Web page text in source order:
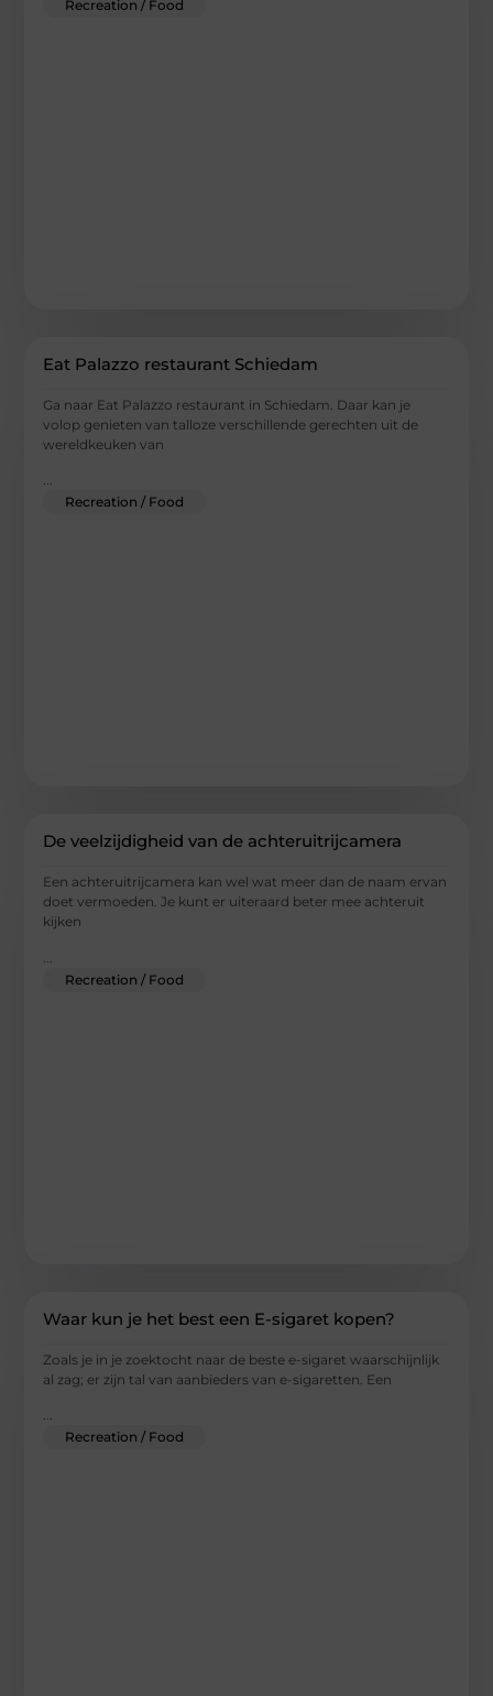
Recreation / Food
Eat Palazzo restaurant Schiedam
Ga naar Eat Palazzo restaurant in Schiedam. Daar kan je
volop genieten van talloze verschillende gerechten uit de
wereldkeuken van
...
Recreation / Food
De veelzijdigheid van de achteruitrijcamera
Een achteruitrijcamera kan wel wat meer dan de naam ervan
doet vermoeden. Je kunt er uiteraard beter mee achteruit
kijken
Recreation / Food
Waar kun je het best een E-sigaret kopen?
Zoals je in je zoektocht naar de beste e-sigaret waarschijnlijk
al zag; er zijn tal van aanbieders van e-sigaretten. Een
...
Recreation / Food